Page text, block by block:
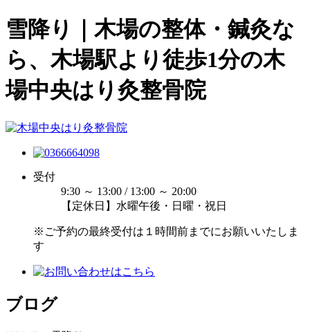
雪降り｜木場の整体・鍼灸な
ら、木場駅より徒歩1分の木
場中央はり灸整骨院
受付
9:30 ～ 13:00 / 13:00 ～ 20:00
【定休日】水曜午後・日曜・祝日
※ご予約の最終受付は１時間前までにお願いいたしま
す
ブログ